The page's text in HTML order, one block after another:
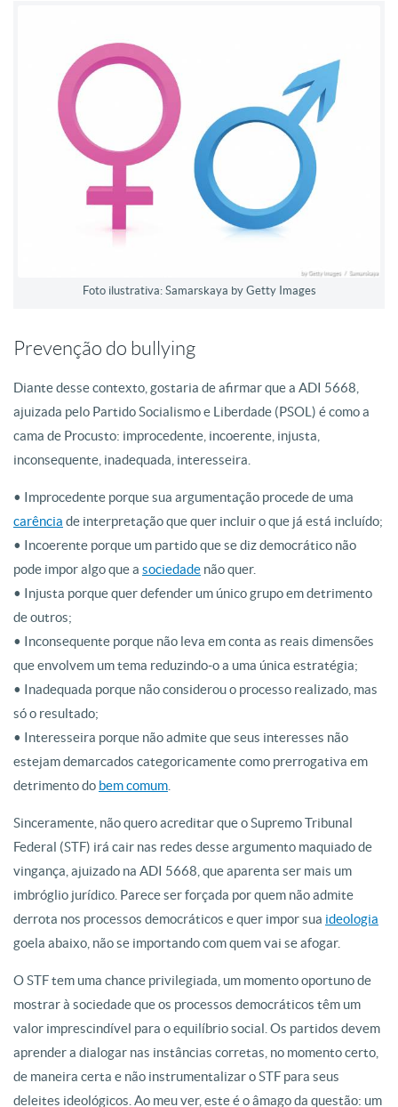
Foto ilustrativa: Samarskaya by Getty Images
Prevenção do bullying
Diante desse contexto, gostaria de afirmar que a ADI 5668,
ajuizada pelo Partido Socialismo e Liberdade (PSOL) é como a
cama de Procusto: improcedente, incoerente, injusta,
inconsequente, inadequada, interesseira.
• Improcedente porque sua argumentação procede de uma
carência de interpretação que quer incluir o que já está incluído;
• Incoerente porque um partido que se diz democrático não
pode impor algo que a sociedade não quer.
• Injusta porque quer defender um único grupo em detrimento
de outros;
• Inconsequente porque não leva em conta as reais dimensões
que envolvem um tema reduzindo-o a uma única estratégia;
• Inadequada porque não considerou o processo realizado, mas
só o resultado;
• Interesseira porque não admite que seus interesses não
estejam demarcados categoricamente como prerrogativa em
detrimento do bem comum
Sinceramente, não quero acreditar que o Supremo Tribunal
Federal (STF) irá cair nas redes desse argumento maquiado de
vingança, ajuizado na ADI 5668, que aparenta ser mais um
imbróglio jurídico. Parece ser forçada por quem não admite
derrota nos processos democráticos e quer impor sua ideologia
goela abaixo, não se importando com quem vai se afogar.
O STF tem uma chance privilegiada, um momento oportuno de
mostrar à sociedade que os processos democráticos têm um
valor imprescindível para o equilíbrio social. Os partidos devem
aprender a dialogar nas instâncias corretas, no momento certo,
de maneira certa e não instrumentalizar o STF para seus
deleites ideológicos. Ao meu ver, este é o âmago da questão: um